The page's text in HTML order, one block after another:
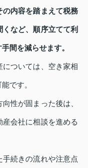
内容を踏まえて税務
など、順序立てて利
間を減らせます。
ついては、空き家相
です。
性が固まった後は、
会社に相談を進める
続きの流れや注意点